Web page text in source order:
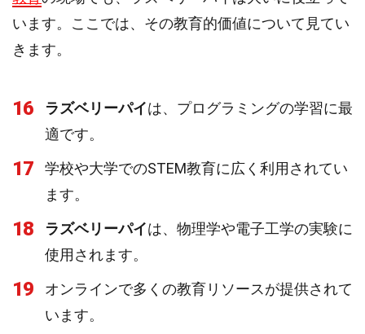
います。ここでは、その教育的価値について見てい
きます。
16 ラズベリーパイは、プログラミングの学習に最
適です。
17
学校や大学でのSTEM教育に広く利用されてい
ます。
18 ラズベリーパイは、物理学や電子工学の実験に
使用されます。
19
オンラインで多くの教育リソースが提供されて
います。